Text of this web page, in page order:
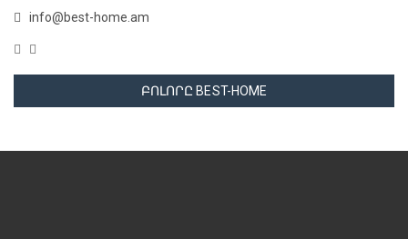
info@best-home.am
ԲՈԼՈՐԸ BEST-HOME